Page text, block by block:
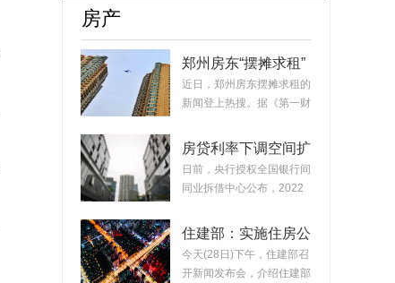
房产
郑州房东“摆摊求租”
一居室的房子普遍降
价10%以上
近日，郑州房东摆摊求租的
新闻登上热搜。据《第一财
房贷利率下调空间扩
大 全国范围内首套
房贷利率最低可降至
日前，央行授权全国银行间
同业拆借中心公布，2022
住建部：实施住房公
积金阶段性支持政策
支持2万多家企业缓
今天(28日)下午，住建部召
开新闻发布会，介绍住建部